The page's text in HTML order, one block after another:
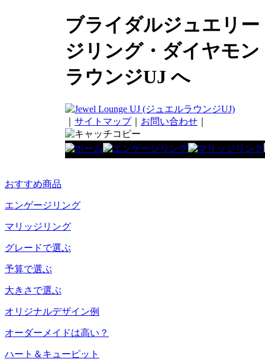
ブライダルジュエリ
ジリング・ダイヤモ
ラウンジUJ へ
サイトマップ｜ お問い合わせ
おすすめ商品
エンゲージリング
マリッジリング
グレードで選ぶ
予算で選ぶ
大きさで選ぶ
オリジナルデザイン例
オーダーメイドは高い？
ハート＆キューピット